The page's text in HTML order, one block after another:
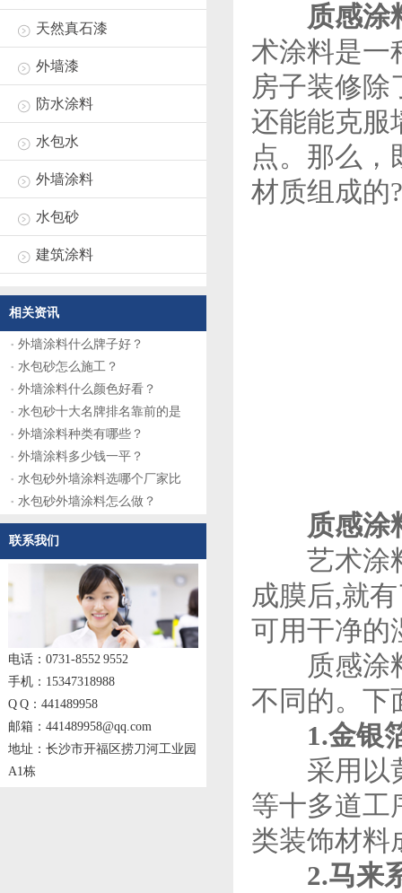
天然真石漆
外墙漆
防水涂料
水包水
外墙涂料
水包砂
建筑涂料
相关资讯
外墙涂料什么牌子好？
水包砂怎么施工？
外墙涂料什么颜色好看？
水包砂十大名牌排名靠前的是
外墙涂料种类有哪些？
外墙涂料多少钱一平？
水包砂外墙涂料选哪个厂家比
水包砂外墙涂料怎么做？
联系我们
电话：0731-8552 9552
手机：15347318988
Q Q：441489958
邮箱：441489958@qq.com
地址：长沙市开福区捞刀河工业园
A1栋
质感涂
术涂料是一
房子装修除
还能能克服
点。那么
材质组成的?
质感涂
艺术涂料
成膜后,就
可用干净的
质感涂料
不同的。下
1.金银
采用以黄
等十多道工
类装饰材料
2.马来